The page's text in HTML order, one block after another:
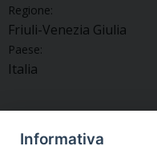
Regione:
Friuli-Venezia Giulia
Paese:
Italia
Informativa